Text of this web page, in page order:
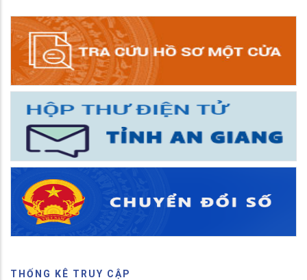
THỐNG KÊ TRUY CẬP